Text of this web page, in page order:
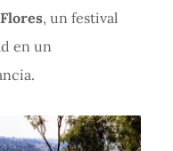
, un festival
en un